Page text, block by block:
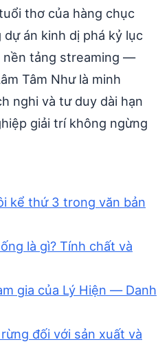
thơ của hàng chục
án kinh dị phá kỷ lục
nền tảng streaming —
Tâm Như là minh
nghi và tư duy dài hạn
giải trí không ngừng
kể thứ 3 trong văn bản
là gì? Tính chất và
gia của Lý Hiện — Danh
đối với sản xuất và